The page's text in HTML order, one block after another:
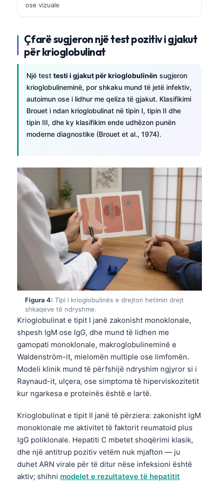
ose vizuale
Çfarë sugjeron një test pozitiv i gjakut
për krioglobulinat
Një test testi i gjakut për krioglobulinën sugjeron
krioglobulineminë, por shkaku mund të jetë infektiv,
autoimun ose i lidhur me qeliza të gjakut. Klasifikimi
Brouet i ndan krioglobulinat në tipin I, tipin II dhe
tipin III, dhe ky klasifikim ende udhëzon punën
moderne diagnostike (Brouet et al., 1974).
Figura 4: Tipi i krioglobulinës e drejton hetimin drejt
shkaqeve të ndryshme.
Krioglobulinat e tipit I janë zakonisht monoklonale,
shpesh IgM ose IgG, dhe mund të lidhen me
gamopati monoklonale, makroglobulineminë e
Waldenström-it, mielomën multiple ose limfomën.
Modeli klinik mund të përfshijë ndryshim ngjyror si i
Raynaud-it, ulçera, ose simptoma të hiperviskozitetit
kur ngarkesa e proteinës është e lartë.
Krioglobulinat e tipit II janë të përziera: zakonisht IgM
monoklonale me aktivitet të faktorit reumatoid plus
IgG poliklonale. Hepatiti C mbetet shoqërimi klasik,
dhe një antitrup pozitiv vetëm nuk mjafton — ju
duhet ARN virale për të ditur nëse infeksioni është
aktiv; shihni modelet e rezultateve të hepatitit